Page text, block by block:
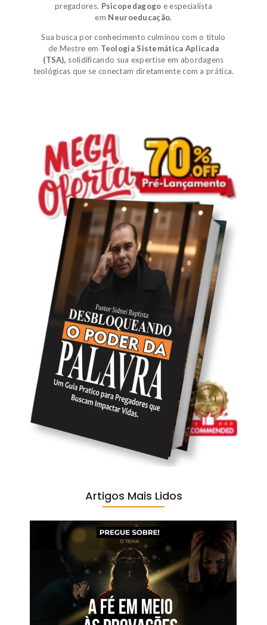
pregadores. Psicopedagogo e especialista
em Neuroeducação.
Sua busca por conhecimento culminou com o título
de Mestre em Teologia Sistemática Aplicada
(TSA), solidificando sua expertise em abordagens
teológicas que se conectam diretamente com a prática.
Artigos Mais Lidos